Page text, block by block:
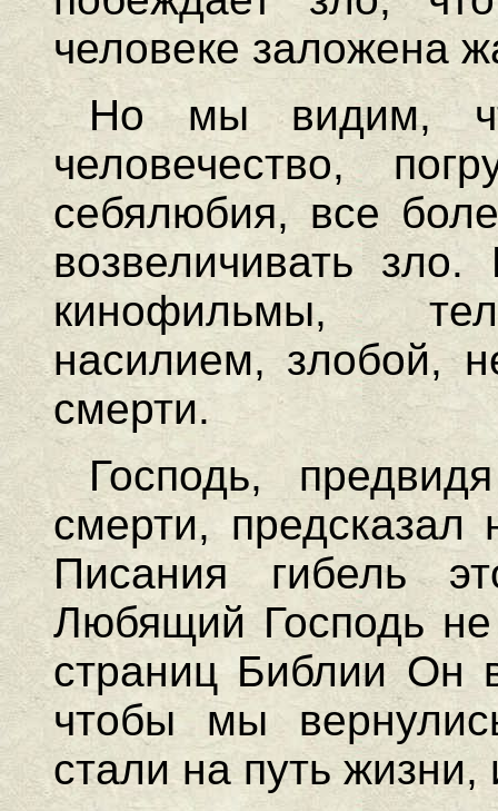
человеке заложена
Но мы видим,
человечество,
себялюбия, все
возвеличивать зло.
кинофильмы,
насилием, злобой,
смерти.
Господь,
смерти, предсказал
Писания гибель
Любящий Господь не
страниц Библии Он
чтобы мы
стали на путь